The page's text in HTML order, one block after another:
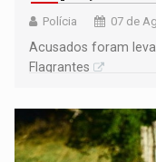
Polícia 07 de
Acusados foram
Flagrantes